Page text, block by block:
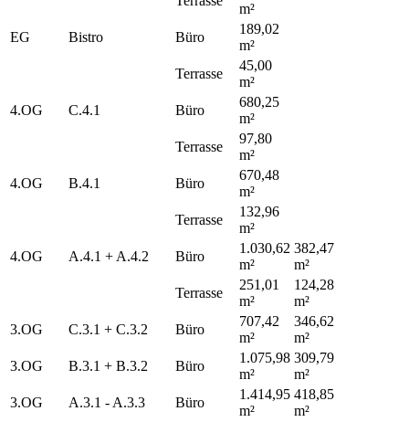
m²
EG
Bistro Büro
189,02
m²
Terrasse
45,00
m²
4.OG
C.4.1 Büro
680,25
m²
Terrasse
97,80
m²
4.OG
B.4.1 Büro
670,48
m²
Terrasse
132,96
m²
4.OG
A.4.1 + A.4.2 Büro
1.030,62
m²
382,47
m²
Terrasse
251,01
m²
124,28
m²
3.OG
C.3.1 + C.3.2 Büro
707,42
m²
346,62
m²
3.OG
B.3.1 + B.3.2 Büro
1.075,98
m²
309,79
m²
3.OG
A.3.1 - A.3.3 Büro
1.414,95
m²
418,85
m²